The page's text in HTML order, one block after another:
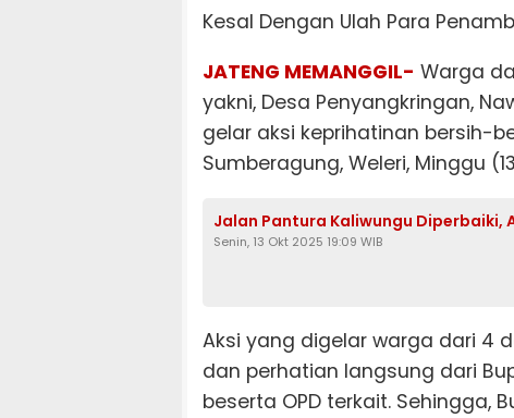
Kesal Dengan Ulah Para
JATENG MEMANGGIL- Warga
yakni, Desa Penyangkringan,
gelar aksi keprihatinan bersih-
Sumberagung, Weleri, Minggu
Jalan Pantura Kaliwungu Diperbaiki,
Senin, 13 Okt 2025 19:09 WIB
Aksi yang digelar warga dari 4
dan perhatian langsung dari
beserta OPD terkait. Sehingga,